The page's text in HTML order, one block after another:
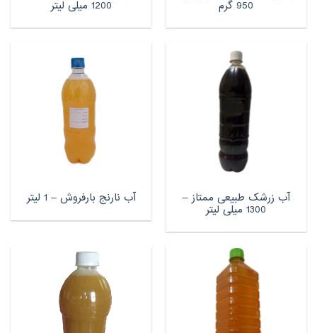
950 گرم 1200 میلی لیتر
آب زرشک طبیعی ممتاز –
1300 میلی لیتر
آب نارنج بارفروش – 1 لیتر